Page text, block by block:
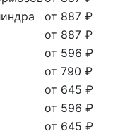
от 887 ₽
от 887 ₽
от 596 ₽
от 790 ₽
от 645 ₽
от 596 ₽
от 645 ₽